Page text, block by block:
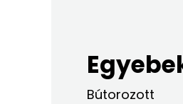
Bútorozott